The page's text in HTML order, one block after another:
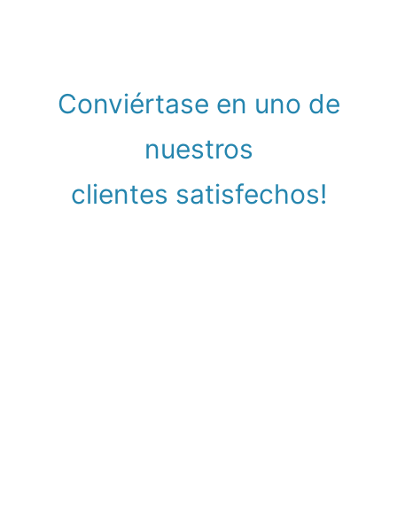
Conviértase en uno de
nuestros
clientes satisfechos!